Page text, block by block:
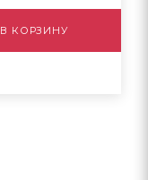
В КОРЗИНУ